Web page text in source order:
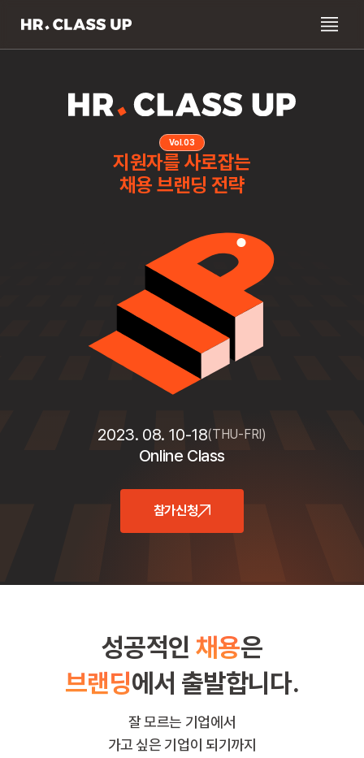
Vol.03
지원자를 사로잡는
채용 브랜딩 전략
2023. 08. 10-18(THU-FRI)
Online Class
참가신청
성공적인 채용은
브랜딩에서 출발합니다.
잘 모르는 기업에서
가고 싶은 기업이 되기까지